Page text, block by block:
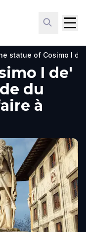
statue of Cosimo I
I de'
du
à